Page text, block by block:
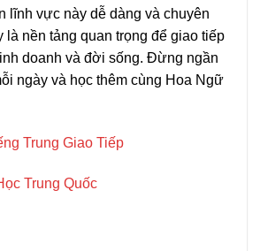
lĩnh vực này dễ dàng và chuyên
nền tảng quan trọng để giao tiếp
doanh và đời sống. Đừng ngần
ngày và học thêm cùng Hoa Ngữ
Trung Giao Tiếp
Trung Quốc